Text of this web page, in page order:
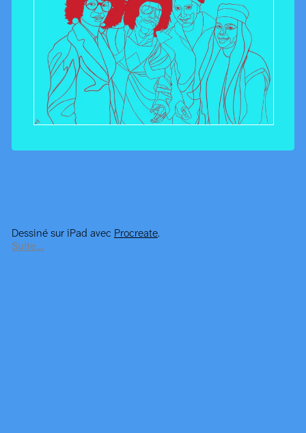
Dessiné sur iPad avec Procreate.
Suite…